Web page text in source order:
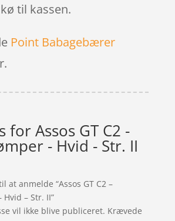
til kassen.
Point Babagebærer
forAssos GT C2 -
- Hvid - Str. II
at anmelde “Assos GT C2 –
– Str. II”
vil ikke blive publiceret. Krævede